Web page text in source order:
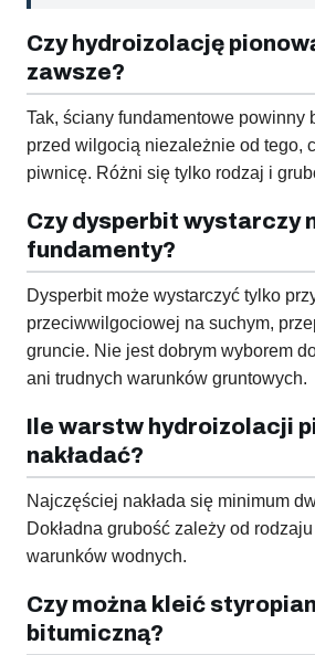
Czy hydroizolację
zawsze?
Tak, ściany fundamentowe powinny
przed wilgocią niezależnie od tego,
piwnicę. Różni się tylko rodzaj i
Czy dysperbit wystarczy
fundamenty?
Dysperbit może wystarczyć tylko
przeciwwilgociowej na suchym,
gruncie. Nie jest dobrym wyborem
ani trudnych warunków gruntowych.
Ile warstw hydroizolacji
nakładać?
Najczęściej nakłada się minimum
Dokładna grubość zależy od rodzaju
warunków wodnych.
Czy można kleić
bitumiczną?